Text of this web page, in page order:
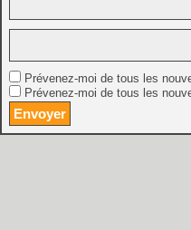
Prévenez-moi de tous les
Prévenez-moi de tous les